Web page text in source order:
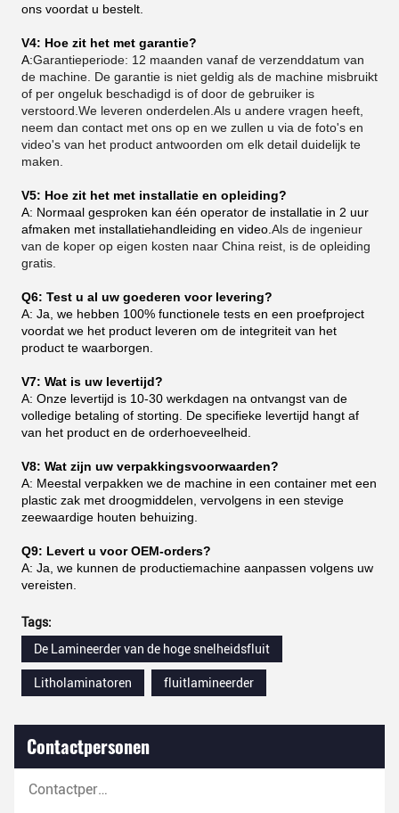
ons voordat u bestelt.
V4: Hoe zit het met garantie?
A:Garantieperiode: 12 maanden vanaf de verzenddatum van
de machine. De garantie is niet geldig als de machine misbruikt
of per ongeluk beschadigd is of door de gebruiker is
verstoord.We leveren onderdelen.Als u andere vragen heeft,
neem dan contact met ons op en we zullen u via de foto's en
video's van het product antwoorden om elk detail duidelijk te
maken.
V5: Hoe zit het met installatie en opleiding?
A: Normaal gesproken kan één operator de installatie in 2 uur
afmaken met installatiehandleiding en video. Als de ingenieur
van de koper op eigen kosten naar China reist, is de opleiding
gratis.
Q6: Test u al uw goederen voor levering?
A: Ja, we hebben 100% functionele tests en een proefproject
voordat we het product leveren om de integriteit van het
product te waarborgen.
V7: Wat is uw levertijd?
A: Onze levertijd is 10-30 werkdagen na ontvangst van de
volledige betaling of storting. De specifieke levertijd hangt af
van het product en de orderhoeveelheid.
V8: Wat zijn uw verpakkingsvoorwaarden?
A: Meestal verpakken we de machine in een container met een
plastic zak met droogmiddelen, vervolgens in een stevige
zeewaardige houten behuizing.
Q9: Levert u voor OEM-orders?
A: Ja, we kunnen de productiemachine aanpassen volgens uw
vereisten.
Tags:
De Lamineerder van de hoge snelheidsfluit
Litholaminatoren fluitlamineerder
Contactpersonen
Contactpersonen: